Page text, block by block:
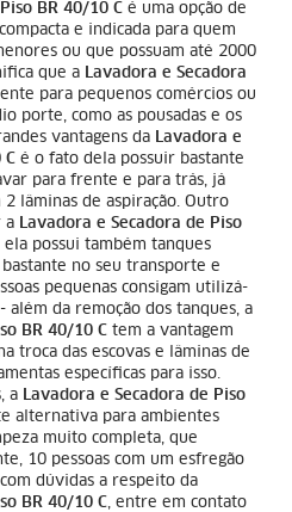
BR 40/10 C é uma opção de
e indicada para quem
ou que possuam até 2000
que a Lavadora e Secadora
para pequenos comércios ou
porte, como as pousadas e os
vantagens da Lavadora e
C é o fato dela possuir bastante
para frente e para trás, já
lâminas de aspiração. Outro
a Lavadora e Secadora de Piso
possui também tanques
no seu transporte e
pequenas consigam utilizá-
além da remoção dos tanques, a
BR 40/10 C tem a vantagem
troca das escovas e lâminas de
específicas para isso.
a Lavadora e Secadora de Piso
alternativa para ambientes
muito completa, que
10 pessoas com um esfregão
dúvidas a respeito da
BR 40/10 C, entre em contato